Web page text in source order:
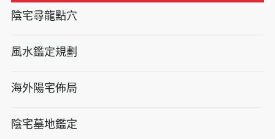
陰宅尋龍點穴
風水鑑定規劃
海外陽宅佈局
陰宅墓地鑑定